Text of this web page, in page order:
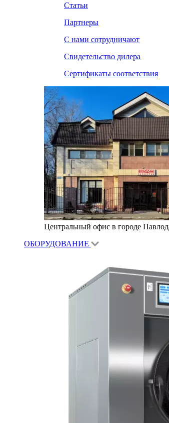
Статьи
Партнеры
С нами сотрудничают
Свидетельство дилера
Сертификаты соответствия
Центральный офис в городе
ОБОРУДОВАНИЕ